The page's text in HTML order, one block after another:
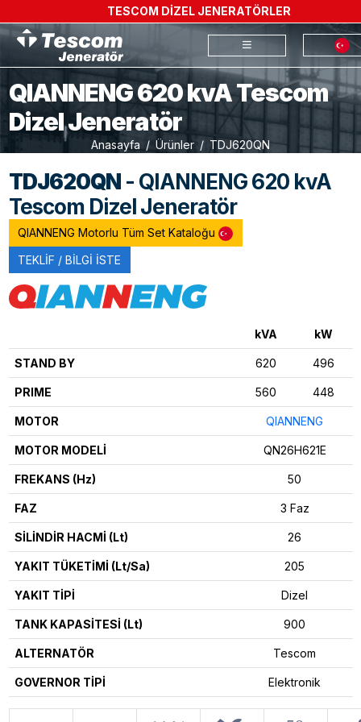
TESCOM DİZEL JENERATÖRLER
QIANNENG 620 kvA Tescom
Dizel Jeneratör
Anasayfa Ürünler TDJ620QN
TDJ620QN- QIANNENG 620 kvA
Tescom Dizel Jeneratör
QIANNENG Motorlu Tüm Set Kataloğu
TEKLİF / BİLGİ İSTE
kVA kW
STAND BY 620 496
PRIME 560 448
MOTOR QIANNENG
MOTOR MODELİ QN26H621E
FREKANS (Hz) 50
FAZ 3 Faz
SİLİNDİR HACMİ (Lt) 26
YAKIT TÜKETİMİ (Lt/Sa) 205
YAKIT TİPİ Dizel
TANK KAPASİTESİ (Lt) 900
ALTERNATÖR Tescom
GOVERNOR TİPİ Elektronik